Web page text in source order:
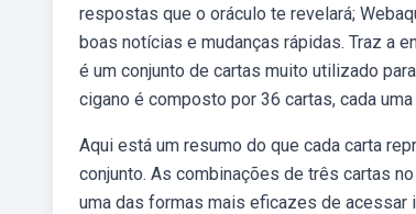
respostas que o oráculo te revelará;
boas notícias e mudanças rápidas. Traz a
é um conjunto de cartas muito utilizado
cigano é composto por 36 cartas, cada
Aqui está um resumo do que cada carta
conjunto. As combinações de três cartas
uma das formas mais eficazes de